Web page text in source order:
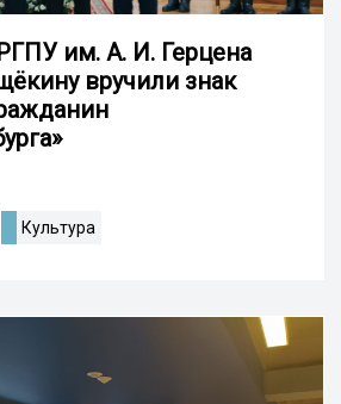
им. А. И. Герцена
вручили знак
Культура